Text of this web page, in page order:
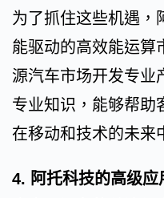
为了抓住这些机遇，
能驱动的高效能运算
源汽车市场开发专业
专业知识，能够帮助
在移动和技术的未来
4. 阿托科技的高级